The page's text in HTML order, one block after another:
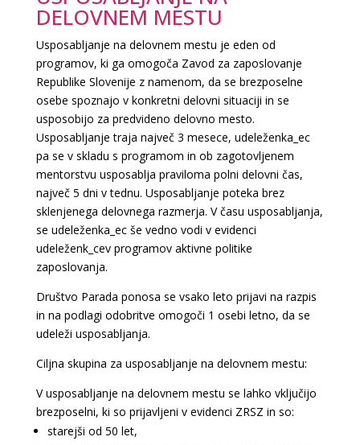
DELOVNEM MESTU
Usposabljanje na delovnem mestu je eden od
programov, ki ga omogoča Zavod za zaposlovanje
Republike Slovenije z namenom, da se brezposelne
osebe spoznajo v konkretni delovni situaciji in se
usposobijo za predvideno delovno mesto.
Usposabljanje traja največ 3 mesece, udeleženka_ec
pa se v skladu s programom in ob zagotovljenem
mentorstvu usposablja praviloma polni delovni čas,
največ 5 dni v tednu. Usposabljanje poteka brez
sklenjenega delovnega razmerja. V času usposabljanja,
se udeleženka_ec še vedno vodi v evidenci
udeleženk_cev programov aktivne politike
zaposlovanja.
Društvo Parada ponosa se vsako leto prijavi na razpis
in na podlagi odobritve omogoči 1 osebi letno, da se
udeleži usposabljanja.
Ciljna skupina za usposabljanje na delovnem mestu:
V usposabljanje na delovnem mestu se lahko vključijo
brezposelni, ki so prijavljeni v evidenci ZRSZ in so:
starejši od 50 let,